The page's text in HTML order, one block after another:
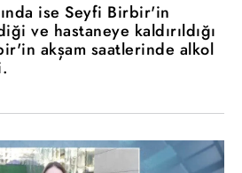
ise Seyfi Birbir'in
ve hastaneye kaldırıldığı
akşam saatlerinde alkol